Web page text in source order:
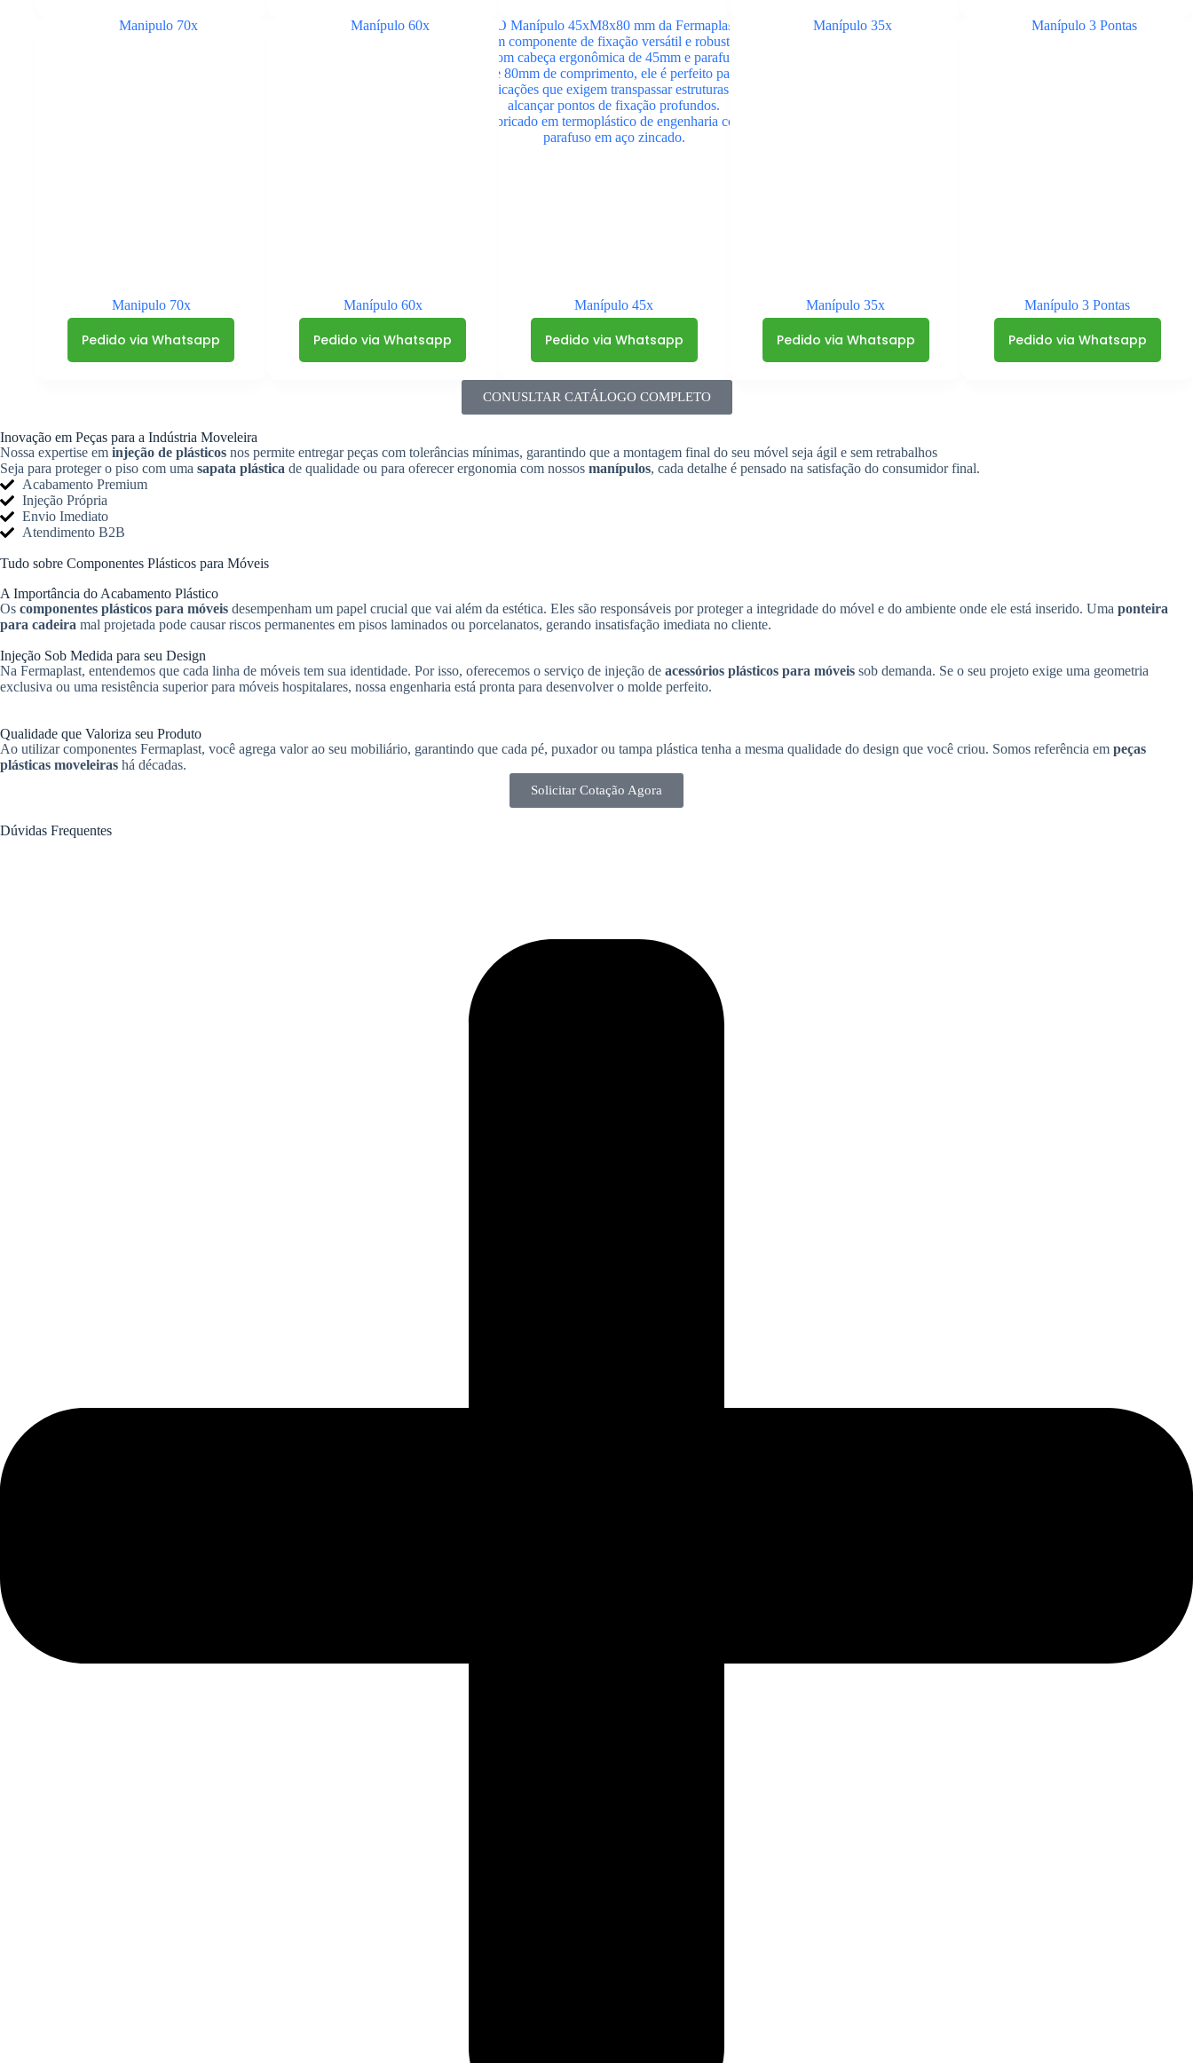
Manipulo 70x
Pedido via Whatsapp
Manípulo 60x
Pedido via Whatsapp
Manípulo 45x
Pedido via Whatsapp
Manípulo 35x
Pedido via Whatsapp
Manípulo 3 Pontas
Pedido via Whatsapp
CONUSLTAR CATÁLOGO COMPLETO
Inovação em Peças para a Indústria Moveleira
Nossa expertise em injeção de plásticos nos permite entregar peças com tolerâncias mínimas, garantindo que a montagem final do seu móvel seja ágil e sem retrabalhos
Seja para proteger o piso com uma sapata plástica de qualidade ou para oferecer ergonomia com nossos manípulos, cada detalhe é pensado na satisfação do consumidor final.
Acabamento Premium
Injeção Própria
Envio Imediato
Atendimento B2B
Tudo sobre Componentes Plásticos para Móveis
A Importância do Acabamento Plástico
Os componentes plásticos para móveis desempenham um papel crucial que vai além da estética. Eles são responsáveis por proteger a integridade do móvel e do ambiente onde ele está inserido. Uma ponteira
para cadeira mal projetada pode causar riscos permanentes em pisos laminados ou porcelanatos, gerando insatisfação imediata no cliente.
Injeção Sob Medida para seu Design
Na Fermaplast, entendemos que cada linha de móveis tem sua identidade. Por isso, oferecemos o serviço de injeção de acessórios plásticos para móveis sob demanda. Se o seu projeto exige uma geometria
exclusiva ou uma resistência superior para móveis hospitalares, nossa engenharia está pronta para desenvolver o molde perfeito.
Qualidade que Valoriza seu Produto
Ao utilizar componentes Fermaplast, você agrega valor ao seu mobiliário, garantindo que cada pé, puxador ou tampa plástica tenha a mesma qualidade do design que você criou. Somos referência em peças
plásticas moveleiras há décadas.
Solicitar Cotação Agora
Dúvidas Frequentes